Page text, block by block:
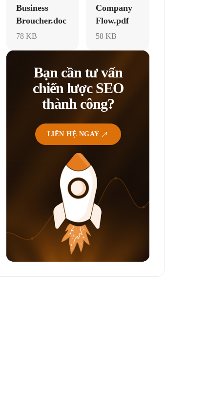
Business
Broucher.doc
78 KB
Company
Flow.pdf
58 KB
Bạn cần tư vấn
chiến lược SEO
thành công?
LIÊN HỆ NGAY